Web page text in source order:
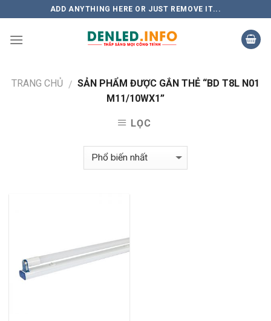
to
content
ADD ANYTHING HERE OR JUST REMOVE IT...
TRANG CHỦ / SẢN PHẨM ĐƯỢC GẮN THẺ “BD T8L N01
M11/10WX1”
LỌC